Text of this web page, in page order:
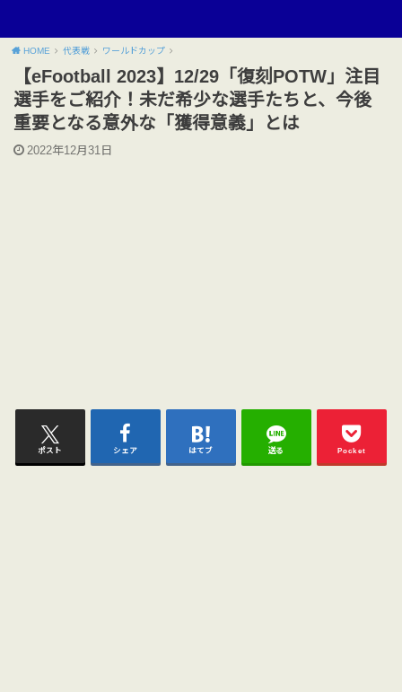
HOME 代表戦 ワールドカップ
【eFootball 2023】12/29「復刻POTW」注目
選手をご紹介！未だ希少な選手たちと、今後
重要となる意外な「獲得意義」とは
2022年12月31日
ポスト シェア はてブ 送る Pocket